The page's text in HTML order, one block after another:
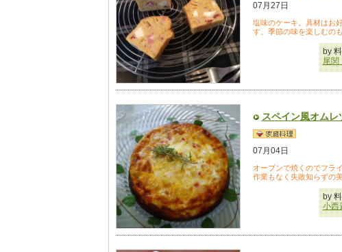
07月27日
塩味のケーキ。具材はお
す。季節の味を楽しむの
by
尾
スペイン風オムレ
07月04日
オーブンで焼くのでフラ
作業もなく失敗知らずの
by
小西